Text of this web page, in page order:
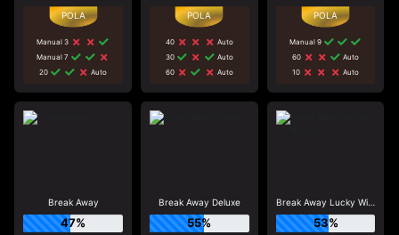
Manual 3
Manual 7
20
Auto
40
Auto
30
Auto
60
Auto
Manual 9
60
Auto
10
Auto
Break Away
47%
Break Away Deluxe
55%
Break Away Lucky Wilds
53%